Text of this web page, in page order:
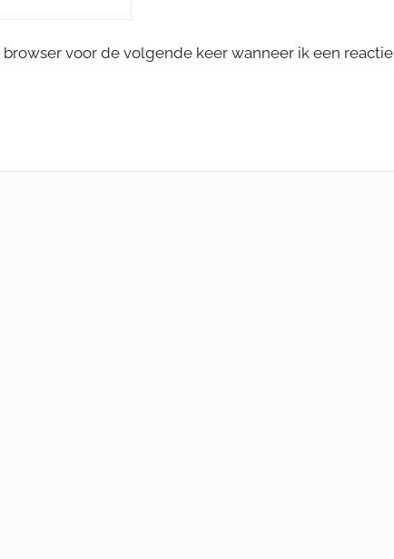
voor de volgende keer wanneer ik een reactie